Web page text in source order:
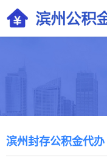
滨州封存公积金代办